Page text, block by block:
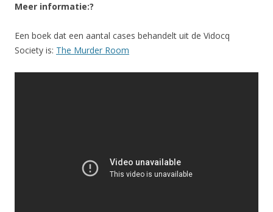
Meer informatie:?
Een boek dat een aantal cases behandelt uit de Vidocq
Society is: The Murder Room